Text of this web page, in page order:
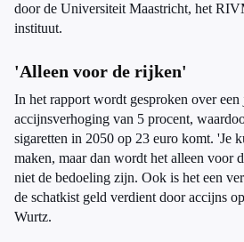
door de Universiteit Maastricht, het
instituut.
'Alleen voor de rijken'
In het rapport wordt gesproken over een
accijnsverhoging van 5 procent,
sigaretten in 2050 op 23 euro komt. 'Je
maken, maar dan wordt het alleen voor
niet de bedoeling zijn. Ook is het een
de schatkist geld verdient door accijns
Wurtz.